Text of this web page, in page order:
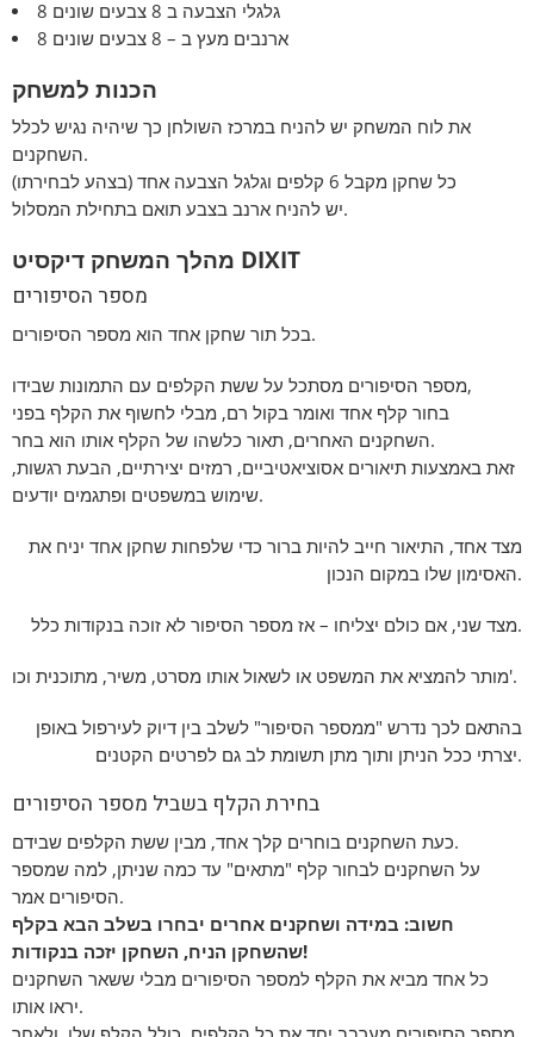
8 גלגלי הצבעה ב 8 צבעים שונים
8 ארנבים מעץ ב – 8 צבעים שונים
הכנות למשחק
את לוח המשחק יש להניח במרכז השולחן כך שיהיה נגיש לכלל
השחקנים.
כל שחקן מקבל 6 קלפים וגלגל הצבעה אחד (בצהע לבחירתו)
יש להניח ארנב בצבע תואם בתחילת המסלול.
מהלך המשחק דיקסיט DIXIT
מספר הסיפורים
בכל תור שחקן אחד הוא מספר הסיפורים.
מספר הסיפורים מסתכל על ששת הקלפים עם התמונות שבידו,
בחור קלף אחד ואומר בקול רם, מבלי לחשוף את הקלף בפני
השחקנים האחרים, תאור כלשהו של הקלף אותו הוא בחר.
זאת באמצעות תיאורים אסוציאטיביים, רמזים יצירתיים, הבעת רגשות,
שימוש במשפטים ופתגמים יודעים.
מצד אחד, התיאור חייב להיות ברור כדי שלפחות שחקן אחד יניח את
האסימון שלו במקום הנכון.
מצד שני, אם כולם יצליחו – אז מספר הסיפור לא זוכה בנקודות כלל.
מותר להמציא את המשפט או לשאול אותו מסרט, משיר, מתוכנית וכו'.
בהתאם לכך נדרש "ממספר הסיפור" לשלב בין דיוק לעירפול באופן
יצרתי ככל הניתן ותוך מתן תשומת לב גם לפרטים הקטנים.
בחירת הקלף בשביל מספר הסיפורים
כעת השחקנים בוחרים קלך אחד, מבין ששת הקלפים שבידם.
על השחקנים לבחור קלף "מתאים" עד כמה שניתן, למה שמספר
הסיפורים אמר.
חשוב: במידה ושחקנים אחרים יבחרו בשלב הבא בקלף
שהשחקן הניח, השחקן יזכה בנקודות!
כל אחד מביא את הקלף למספר הסיפורים מבלי ששאר השחקנים
יראו אותו.